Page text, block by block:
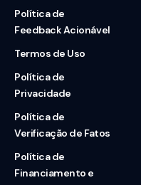
Política de
Feedback Acionável
Termos de Uso
Política de
Privacidade
Política de
Verificação de Fatos
Política de
Financiamento e